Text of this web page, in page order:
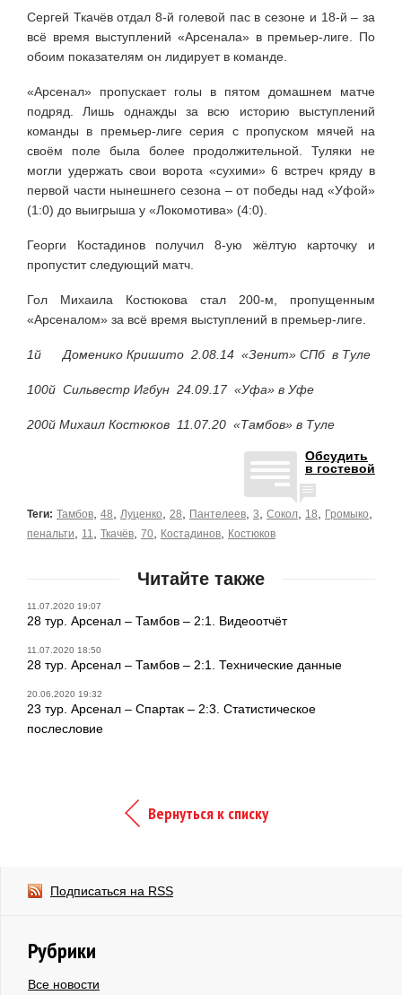
Сергей Ткачёв отдал 8-й голевой пас в сезоне и 18-й – за
всё время выступлений «Арсенала» в премьер-лиге. По
обоим показателям он лидирует в команде.
«Арсенал» пропускает голы в пятом домашнем матче
подряд. Лишь однажды за всю историю выступлений
команды в премьер-лиге серия с пропуском мячей на
своём поле была более продолжительной. Туляки не
могли удержать свои ворота «сухими» 6 встреч кряду в
первой части нынешнего сезона – от победы над «Уфой»
(1:0) до выигрыша у «Локомотива» (4:0).
Георги Костадинов получил 8-ую жёлтую карточку и
пропустит следующий матч.
Гол Михаила Костюкова стал 200-м, пропущенным
«Арсеналом» за всё время выступлений в премьер-лиге.
1й Доменико Кришито 2.08.14 «Зенит» СПб в Туле
100й Сильвестр Игбун 24.09.17 «Уфа» в Уфе
200й Михаил Костюков 11.07.20 «Тамбов» в Туле
Обсудить
в гостевой
Теги: Тамбов 48 Луценко 28 Пантелеев 3 Сокол 18 Громыко
пенальти 11 Ткачёв 70 Костадинов Костюков
Читайте также
11.07.2020 19:07
28 тур. Арсенал – Тамбов – 2:1. Видеоотчёт
11.07.2020 18:50
28 тур. Арсенал – Тамбов – 2:1. Технические данные
20.06.2020 19:32
23 тур. Арсенал – Спартак – 2:3. Статистическое
послесловие
Вернуться к списку
Подписаться на RSS
Рубрики
Все новости